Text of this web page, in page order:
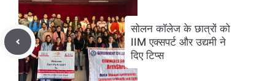
सोलन कॉलेज के छात्रों को
IIM एक्सपर्ट और उद्यमी ने
दिए टिप्स